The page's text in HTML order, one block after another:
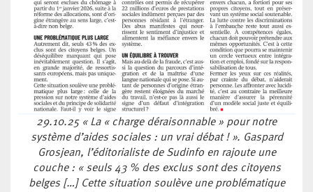
29.10.25 « La « charge déraisonnable » pour notre
système d’aides sociales : un vrai débat ! ». Gaspard
Grosjean, l’éditorialiste de Sudinfo en rajoute une
couche : « seuls 43 % des exclus sont des citoyens
belges […] Cette situation soulève une problématique